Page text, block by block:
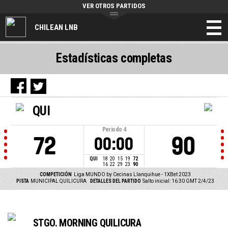
CHILEAN LNB
VER OTROS PARTIDOS
QUI
72
Periodo 4
00:00
QUI 18 20 15 19
72
16 22 29 23 90
90
COMPETICIÓN
Liga MUNDO by Cecinas Llanquihue - 1XBet 2023
PISTA MUNICIPAL QUILICURA DETALLES DEL PARTIDO Salto inicial: 16:30 GMT 2/4/23
Estadísticas completas
STGO. MORNING QUILICURA